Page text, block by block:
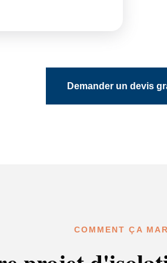
Demander un devis
COMMENT ÇA